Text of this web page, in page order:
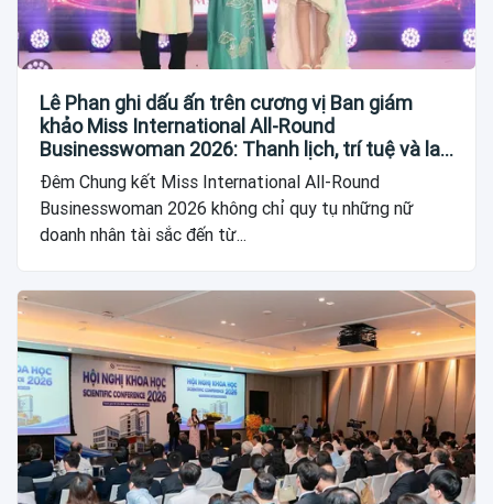
Lê Phan ghi dấu ấn trên cương vị Ban giám
khảo Miss International All-Round
Businesswoman 2026: Thanh lịch, trí tuệ và lan
tỏa giá trị của người phụ nữ hiện đại
Đêm Chung kết Miss International All-Round
Businesswoman 2026 không chỉ quy tụ những nữ
doanh nhân tài sắc đến từ...